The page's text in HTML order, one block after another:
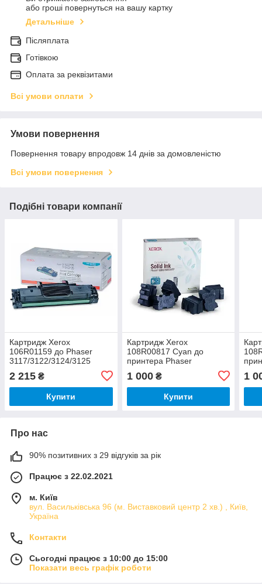
або гроші повернуться на вашу картку
Детальніше
Післяплата
Готівкою
Оплата за реквізитами
Всі умови оплати
Умови повернення
Повернення товару впродовж 14 днів за домовленістю
Всі умови повернення
Подібні товари компанії
Картридж Xerox
106R01159 до Phaser
3117/3122/3124/3125
2 215 ₴
Купити
Картридж Xerox
108R00817 Cyan до
принтера Phaser
1 000₴
Купити
1
Про нас
90% позитивних з 29 відгуків за рік
Працює з 22.02.2021
м. Київ
вул. Васильківська 96 (м. Виставковий центр 2 хв.) , Київ,
Україна
Контакти
Сьогодні працює з 10:00 до 15:00
Показати весь графік роботи